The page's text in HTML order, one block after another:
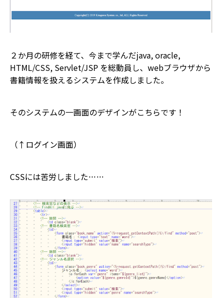
２か月の研修を経て、今まで学んだjava, oracle,
HTML/CSS, Servlet/JSP を総動員し、webブラウザから
書籍情報を扱えるシステムを作成しました。
そのシステムの一画面のデザインがこちらです！
（↑ログイン画面）
CSSには苦労しました……